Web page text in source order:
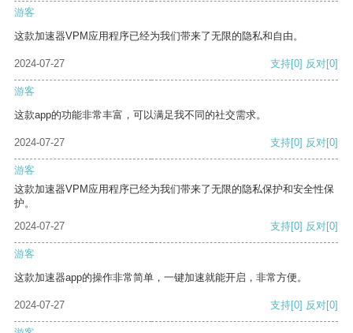
游客
这款加速器VPM应用程序已经为我们带来了无限的隐私和自由。
2024-07-27 支持[0] 反对[0]
游客
这款app的功能非常丰富，可以满足我不同的社交需求。
2024-07-27 支持[0] 反对[0]
游客
这款加速器VPM应用程序已经为我们带来了无限的隐私保护和安全性保
护。
2024-07-27
支持[0] 反对[0]
游客
这款加速器app的操作非常简单，一键加速就能开启，非常方便。
2024-07-27 支持[0] 反对[0]